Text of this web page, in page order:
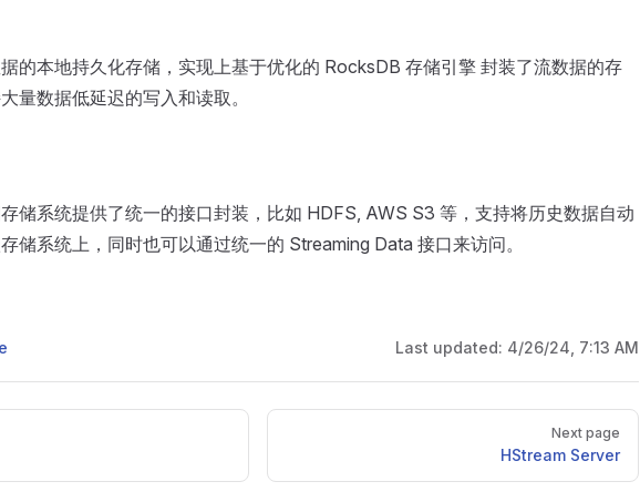
的本地持久化存储，实现上基于优化的 RocksDB 存储引擎 封装了流数据的存
量数据低延迟的写入和读取。
储系统提供了统一的接口封装，比如 HDFS, AWS S3 等，支持将历史数据自动
储系统上，同时也可以通过统一的 Streaming Data 接口来访问。
Last updated: 4/26/24, 7:13 AM
Next page
HStream Server